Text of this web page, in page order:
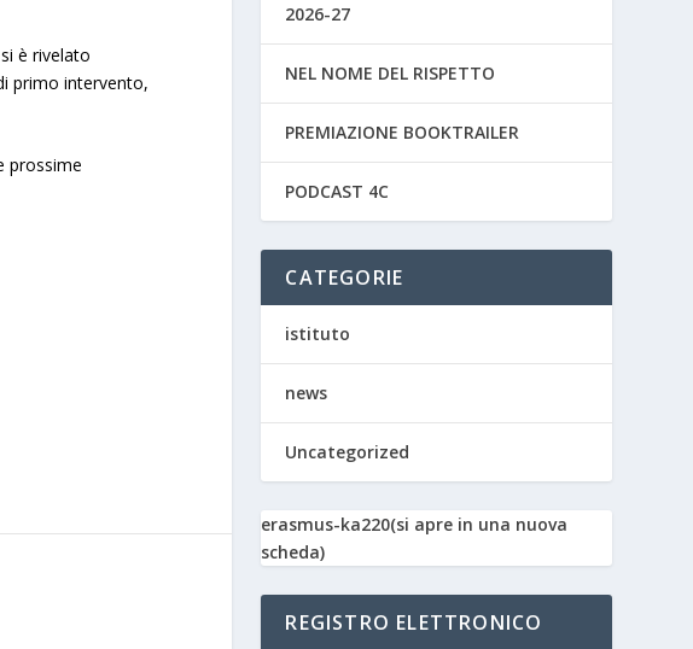
è rivelato
primo intervento,
prossime
2026-27
NEL NOME DEL RISPETTO
PREMIAZIONE BOOKTRAILER
PODCAST 4C
CATEGORIE
istituto
news
Uncategorized
erasmus-ka220(si apre in una nuova
scheda)
REGISTRO ELETTRONICO